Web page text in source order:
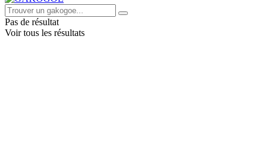
Pas de résultat
Voir tous les résultats